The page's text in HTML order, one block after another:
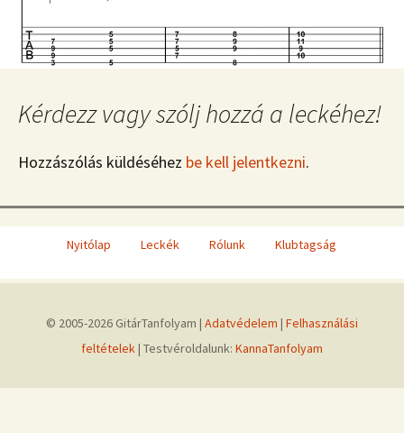
Kérdezz vagy szólj hozzá a leckéhez!
Hozzászólás küldéséhez be kell jelentkezni.
Nyitólap Leckék Rólunk Klubtagság
© 2005-2026 GitárTanfolyam | Adatvédelem | Felhasználási
feltételek| Testvéroldalunk: KannaTanfolyam